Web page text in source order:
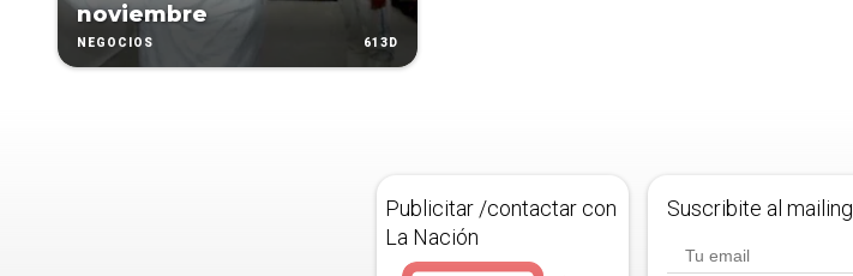
noviembre
NEGOCIOS 613D
Publicitar /contactar con
La Nación
Suscribite al mailing.